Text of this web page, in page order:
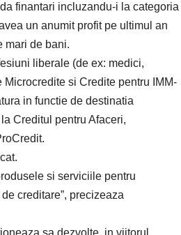
finantari incluzandu-i la categoria
un anumit profit pe ultimul an
mari de bani.
liberale (de ex: medici,
si Credite pentru IMM-
in functie de destinatia
Creditul pentru Afaceri,
si serviciile pentru
creditare”, precizeaza
sa dezvolte, in viitorul